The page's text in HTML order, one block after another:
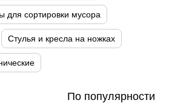
для сортировки мусора
Стулья и кресла на ножках
По популярности